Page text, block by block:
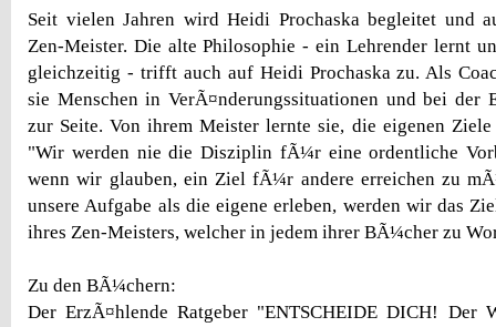
Seit vielen Jahren wird Heidi Prochaska begleitet und
Zen-Meister. Die alte Philosophie - ein Lehrender lernt
gleichzeitig - trifft auch auf Heidi Prochaska zu. Als
sie Menschen in VerÃ¤nderungssituationen und bei der
zur Seite. Von ihrem Meister lernte sie, die eigenen
"Wir werden nie die Disziplin fÃ¼r eine ordentliche
wenn wir glauben, ein Ziel fÃ¼r andere erreichen zu
unsere Aufgabe als die eigene erleben, werden wir das
ihres Zen-Meisters, welcher in jedem ihrer BÃ¼cher zu
Zu den BÃ¼chern:
Der ErzÃ¤hlende Ratgeber "ENTSCHEIDE DICH! Der